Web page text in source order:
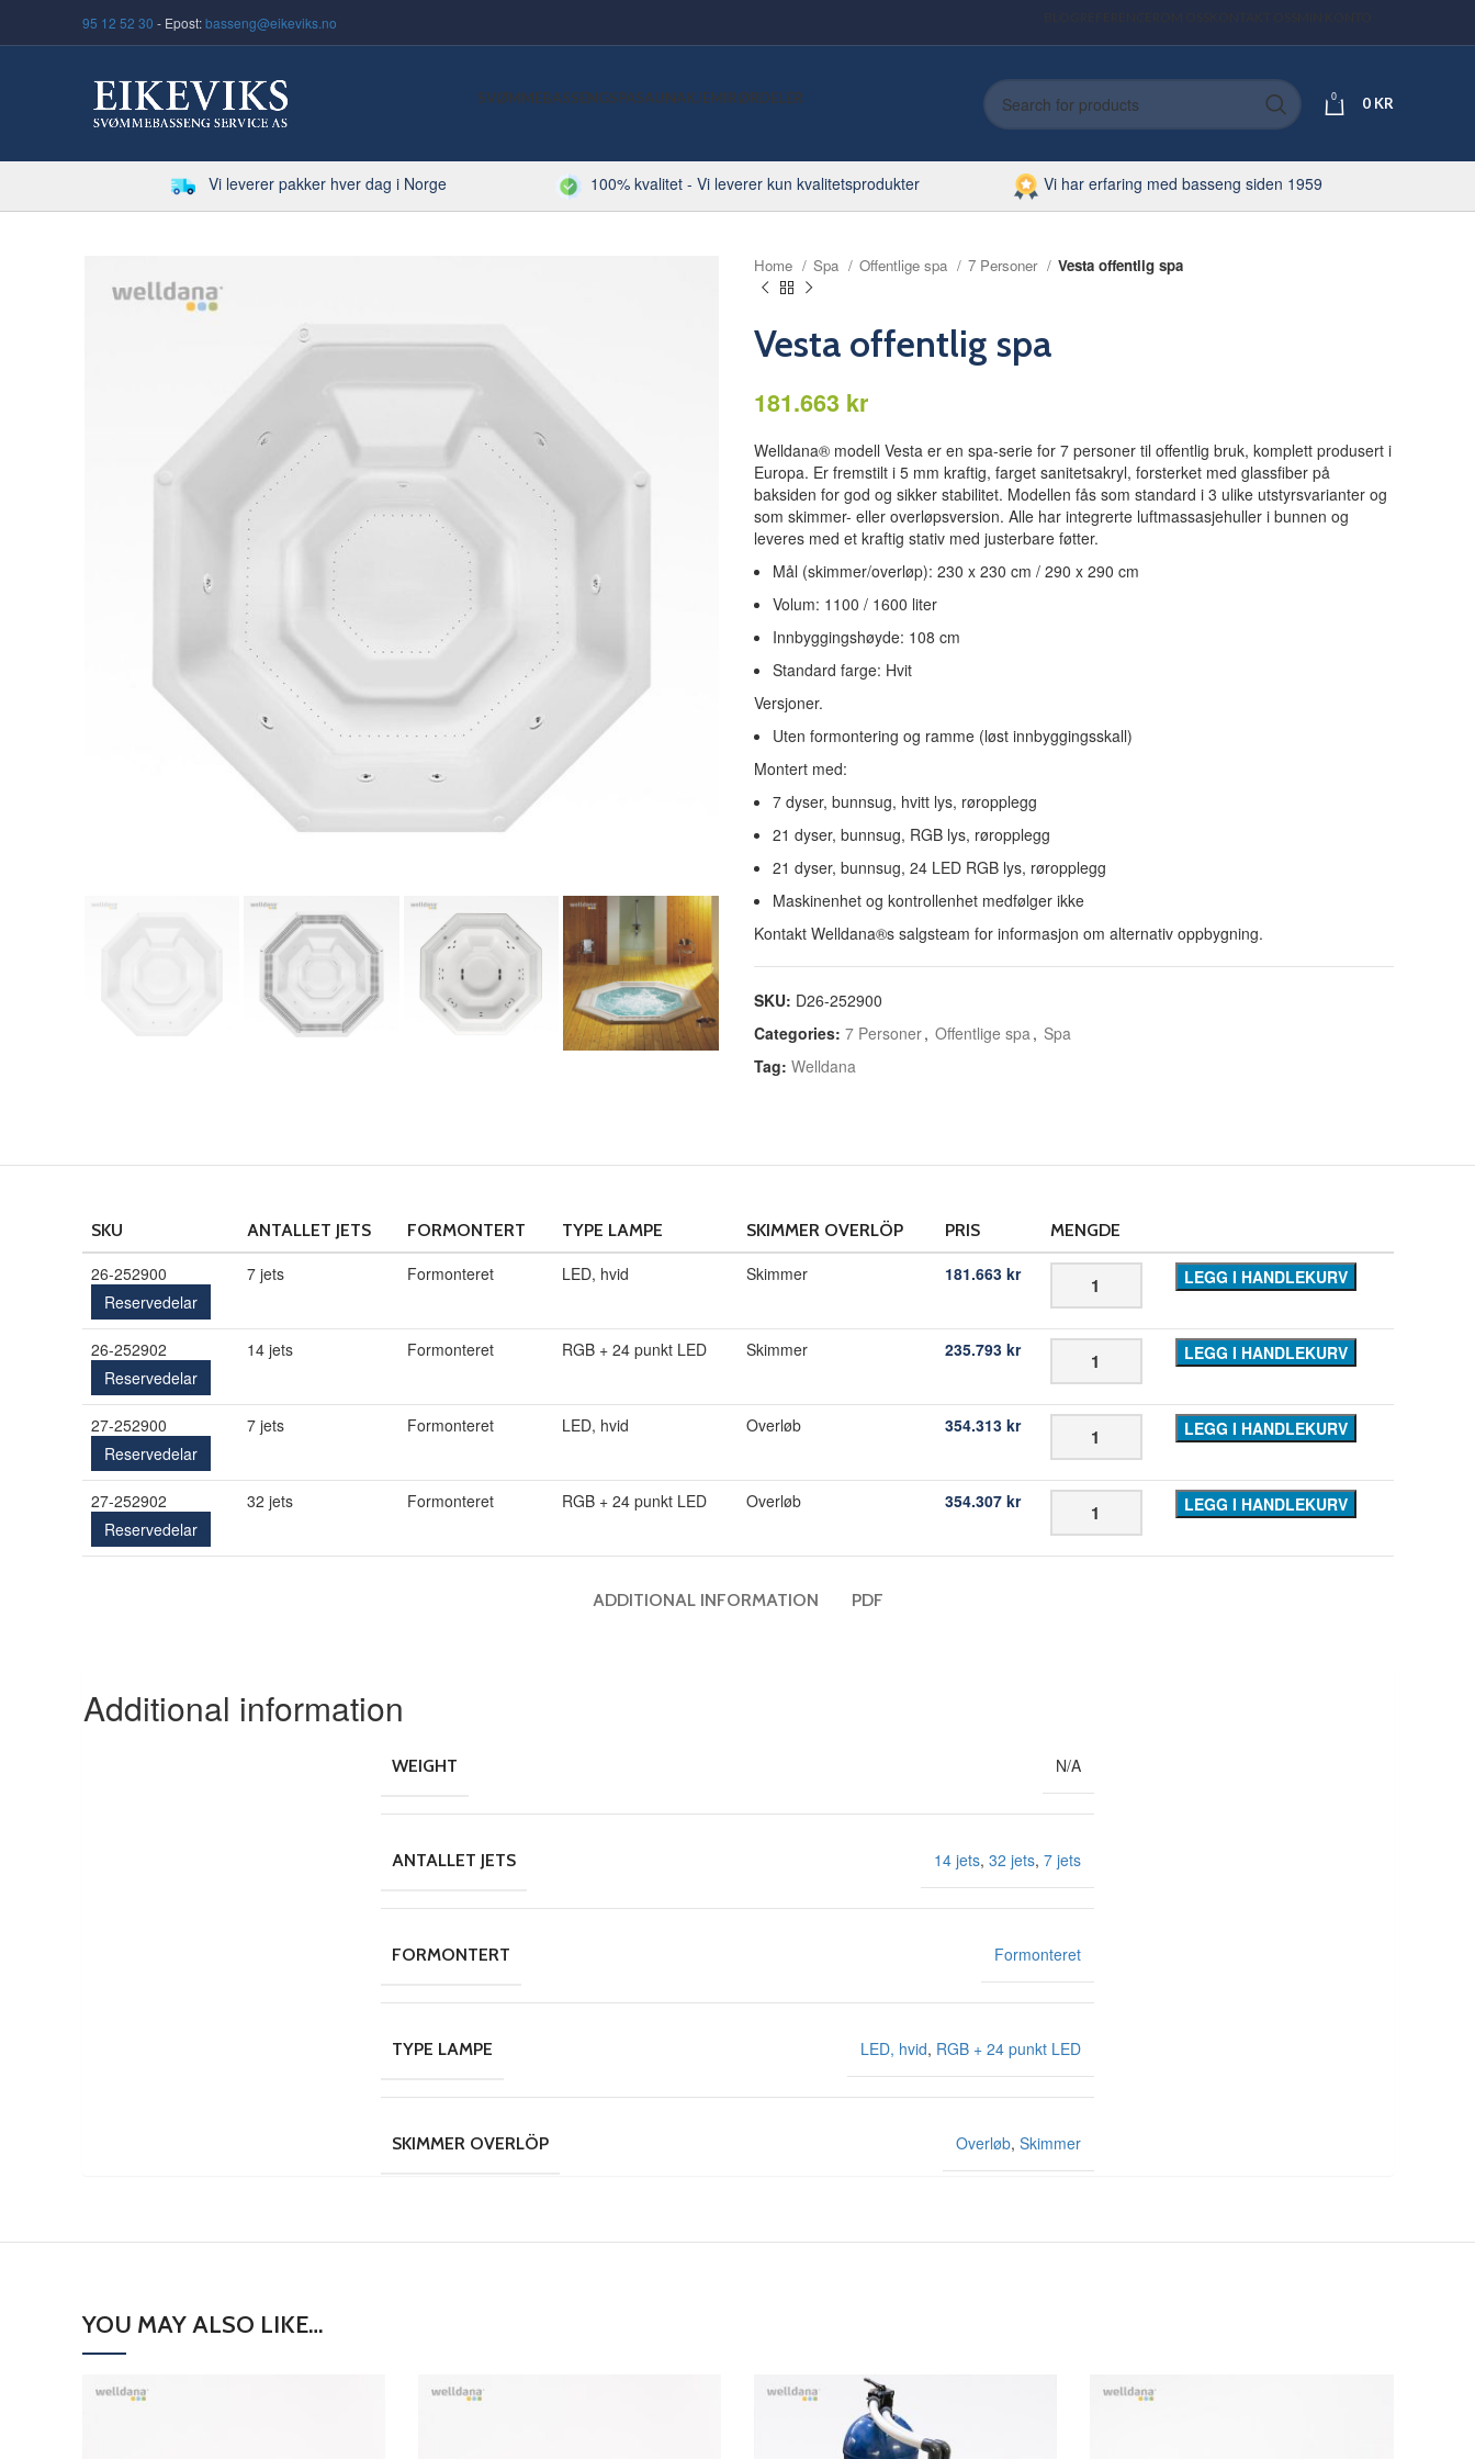
95 12 52 30 - Epost:basseng@eikeviks.no
SVØMMEBASSENGSPASAUNAKJEMIRØRDELER 0 0 KR
Vi leverer pakker hver dag i Norge 100% kvalitet - Vi leverer kun kvalitetsprodukter Vi har erfaring med basseng siden 1959
Home Spa Offentlige spa 7 Personer Vesta offentlig spa
Vesta offentlig spa
kr
Welldana® modell Vesta er en spa-serie for 7 personer til offentlig bruk, komplett produsert i
Europa. Er fremstilt i 5 mm kraftig, farget sanitetsakryl, forsterket med glassfiber på
baksiden for god og sikker stabilitet. Modellen fås som standard i 3 ulike utstyrsvarianter og
som skimmer- eller overløpsversion. Alle har integrerte luftmassasjehuller i bunnen og
leveres med et kraftig stativ med justerbare føtter.
Mål (skimmer/overløp): 230 x 230 cm / 290 x 290 cm
Volum: 1100 / 1600 liter
Innbyggingshøyde: 108 cm
Standard farge: Hvit
Versjoner.
Uten formontering og ramme (løst innbyggingsskall)
Montert med:
7 dyser, bunnsug, hvitt lys, røropplegg
21 dyser, bunnsug, RGB lys, røropplegg
21 dyser, bunnsug, 24 LED RGB lys, røropplegg
Maskinenhet og kontrollenhet medfølger ikke
Kontakt Welldana®s salgsteam for informasjon om alternativ oppbygning.
SKU: D26-252900
Categories: 7 Personer, Offentlige spa , Spa
Tag: Welldana
SKU ANTALLET JETS FORMONTERT TYPE LAMPE SKIMMER OVERLÖP PRIS MENGDE
26-252900
Reservedelar
7 jets Formonteret LED, hvid Skimmer 181.663 kr LEGG I HANDLEKURV
26-252902
Reservedelar
14 jets Formonteret RGB + 24 punkt LED Skimmer 235.793 kr LEGG I HANDLEKURV
27-252900
Reservedelar
7 jets Formonteret LED, hvid Overløb 354.313 kr LEGG I HANDLEKURV
27-252902
Reservedelar
32 jets Formonteret RGB + 24 punkt LED Overløb 354.307 kr LEGG I HANDLEKURV
ADDITIONAL INFORMATION PDF
Additional information
WEIGHT N/A
ANTALLET JETS 14 jets, 32 jets, 7 jets
FORMONTERT Formonteret
TYPE LAMPE LED, hvid, RGB + 24 punkt LED
SKIMMER OVERLÖP Overløb, Skimmer
YOU MAY ALSO LIKE…